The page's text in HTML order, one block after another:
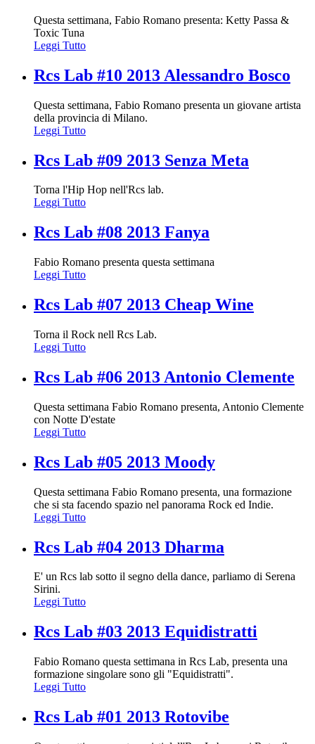
Questa settimana, Fabio Romano presenta: Ketty Passa &
Toxic Tuna
Leggi Tutto
Rcs Lab #10 2013 Alessandro Bosco
Questa settimana, Fabio Romano presenta un giovane artista
della provincia di Milano.
Leggi Tutto
Rcs Lab #09 2013 Senza Meta
Torna l'Hip Hop nell'Rcs lab.
Leggi Tutto
Rcs Lab #08 2013 Fanya
Fabio Romano presenta questa settimana
Leggi Tutto
Rcs Lab #07 2013 Cheap Wine
Torna il Rock nell Rcs Lab.
Leggi Tutto
Rcs Lab #06 2013 Antonio Clemente
Questa settimana Fabio Romano presenta, Antonio Clemente
con Notte D'estate
Leggi Tutto
Rcs Lab #05 2013 Moody
Questa settimana Fabio Romano presenta, una formazione
che si sta facendo spazio nel panorama Rock ed Indie.
Leggi Tutto
Rcs Lab #04 2013 Dharma
E' un Rcs lab sotto il segno della dance, parliamo di Serena
Sirini.
Leggi Tutto
Rcs Lab #03 2013 Equidistratti
Fabio Romano questa settimana in Rcs Lab, presenta una
formazione singolare sono gli "Equidistratti".
Leggi Tutto
Rcs Lab #01 2013 Rotovibe